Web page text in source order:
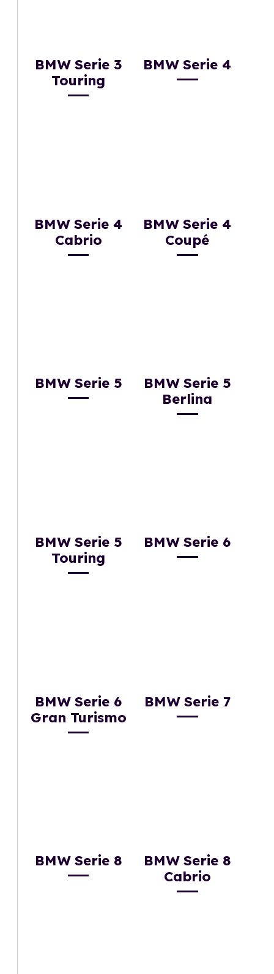
BMW Serie 3
Touring
BMW Serie 4
BMW Serie 4
Cabrio
BMW Serie 4
Coupé
BMW Serie 5
BMW Serie 5
Berlina
BMW Serie 5
Touring
BMW Serie 6
BMW Serie 6
Gran Turismo
BMW Serie 7
BMW Serie 8
BMW Serie 8
Cabrio